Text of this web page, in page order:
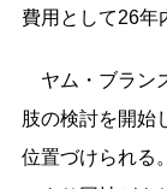
費用として26年
ヤム・ブラン
肢の検討を開始
位置づけられる